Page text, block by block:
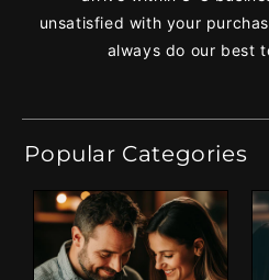
unsatisfied with your
always do our best
Popular Categories